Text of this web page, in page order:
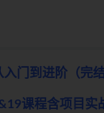
门到进阶（完结
课程含项目实